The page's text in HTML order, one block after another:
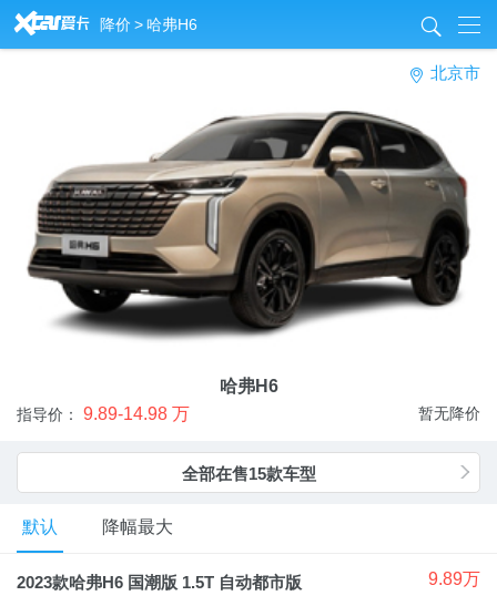
& 降价 >哈弗H6 8
哈弗H6
暂无降价
指导价： 9.89-14.98 万
a 北京市
全部在售15款车型 e
默认 降幅最大
9.89万
2023款哈弗H6 国潮版 1.5T 自动都市版